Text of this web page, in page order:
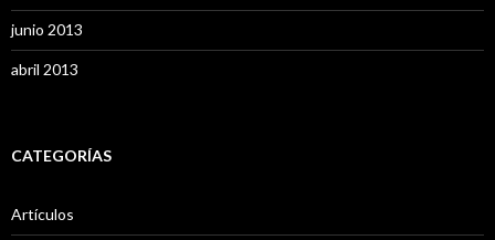
junio 2013
abril 2013
CATEGORÍAS
Artículos